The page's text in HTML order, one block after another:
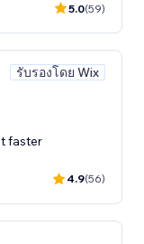
5.0(59)
รับรองโดย Wix
faster
4.9(56)